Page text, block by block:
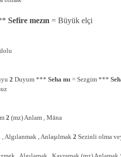
Sefire mezın = Büyük elçi
2 Duyum *** Seha mı= Sezgim ***
2 (mz) Anlam , Māna
Algılanmak , Anlaşılmak 2 Sezinli olma